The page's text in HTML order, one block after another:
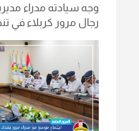
وجه سيادته مدراء
رجال مرور كربلاء في